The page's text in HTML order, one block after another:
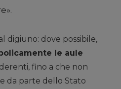
digiuno: dove possibile,
le aule
fino a che non
da parte dello Stato